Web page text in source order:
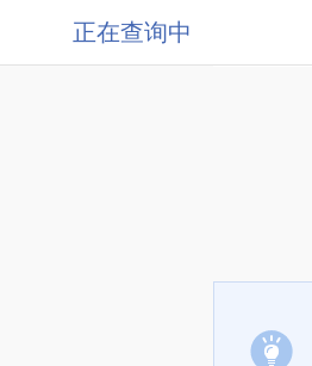
正在查询中